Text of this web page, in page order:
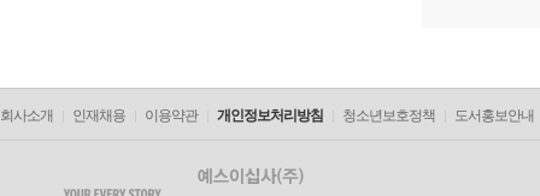
회사소개 인재채용 이용약관 개인정보처리방침 청소년보호정책 도서홍보안내